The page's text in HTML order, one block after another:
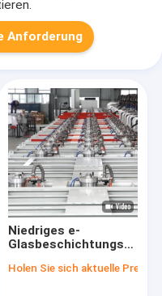
Anforderung
Niedriges e-
Glasbeschichtungs-
Ausrüstungs-
Holen Sie sich aktuelle Preis